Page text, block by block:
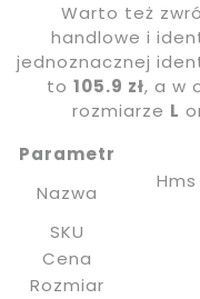
Warto też
handlowe i
jednoznacznej
to 105.9 zł, a w
rozmiarze L
Parametr
Nazwa
SKU
Cena
Rozmiar